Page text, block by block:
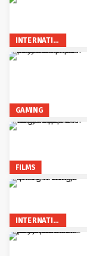
INTERNATIONAL
GAMING
FILMS
INTERNATIONAL